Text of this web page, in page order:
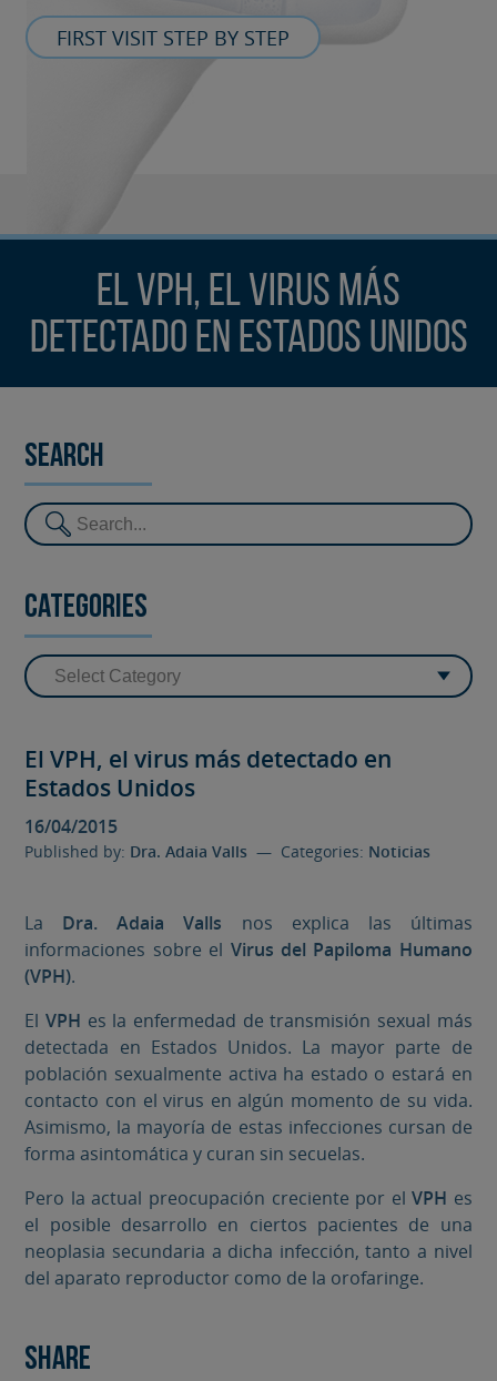
FIRST VISIT STEP BY STEP
El VPH, el virus más
detectado en Estados Unidos
Search
Categories
El VPH, el virus más detectado en
Estados Unidos
16/04/2015
Published by: Dra. Adaia Valls — Categories: Noticias
La Dra. Adaia Valls nos explica las últimas
informaciones sobre el Virus del Papiloma Humano
(VPH).
ElVPH es la enfermedad de transmisión sexual más
detectada en Estados Unidos. La mayor parte de
población sexualmente activa ha estado o estará en
contacto con el virus en algún momento de su vida.
Asimismo, la mayoría de estas infecciones cursan de
forma asintomática y curan sin secuelas.
Pero la actual preocupación creciente por elVPH es
el posible desarrollo en ciertos pacientes de una
neoplasia secundaria a dicha infección, tanto a nivel
del aparato reproductor como de la orofaringe.
Share